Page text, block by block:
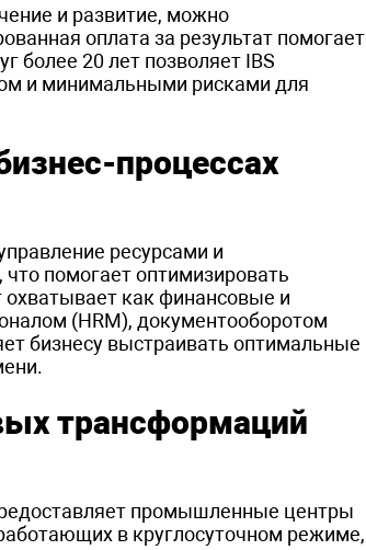
и развитие, можно
оплата за результат помогает
более 20 лет позволяет IBS
и минимальными рисками для
процессах
ресурсами и
помогает оптимизировать
как финансовые и
(HRM), документооборотом
бизнесу выстраивать оптимальные
трансформаций
промышленные центры
в круглосуточном режиме,